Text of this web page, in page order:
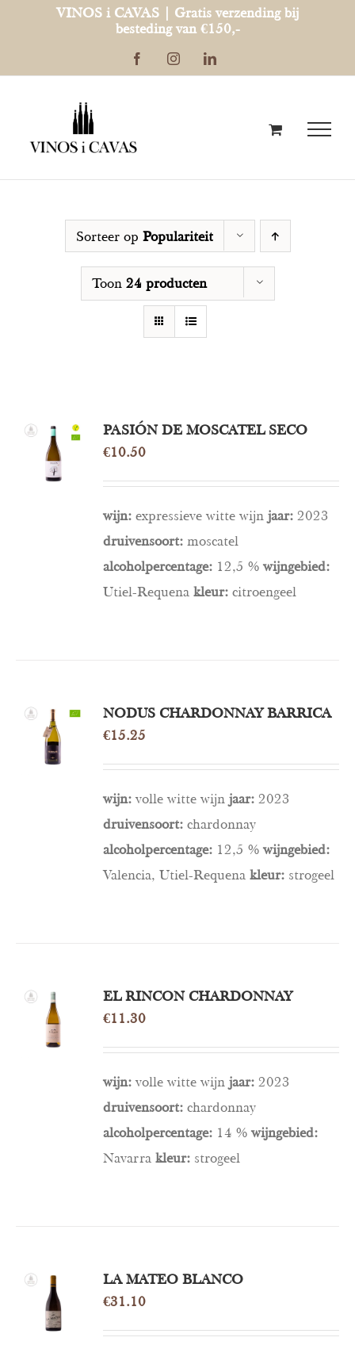
VINOS i CAVAS | Gratis verzending bij
besteding van €150,-
FacebookInstagramLinkedIn
Sorteer op Populariteit
Toon 24 producten
OPTIES
SELECTEREN
/
DETAILS
PASIÓN DE MOSCATEL SECO
€10.50
wijn: expressieve witte wijnjaar: 2023
druivensoort: moscatel
alcoholpercentage: 12,5 %wijngebied:
Utiel-Requenakleur: citroengeel
OPTIES
SELECTEREN
/
DETAILS
NODUS CHARDONNAY BARRICA
€15.25
wijn:volle witte wijnjaar: 2023
druivensoort: chardonnay
alcoholpercentage: 12,5 %wijngebied:
Valencia, Utiel-Requenakleur: strogeel
OPTIES
SELECTEREN
/
DETAILS
EL RINCON CHARDONNAY
€11.30
wijn:volle witte wijnjaar: 2023
druivensoort: chardonnay
alcoholpercentage: 14 %wijngebied:
Navarrakleur: strogeel
OPTIES
SELECTEREN
/
DETAILS
LA MATEO BLANCO
€31.10